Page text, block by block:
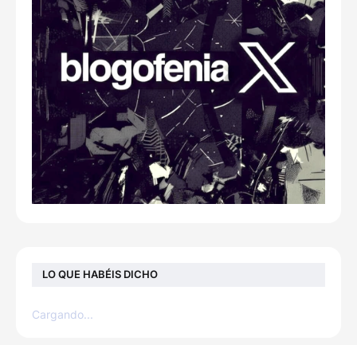
LO QUE HABÉIS DICHO
Cargando...